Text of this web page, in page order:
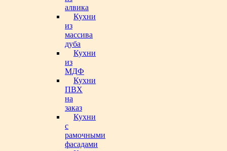
алвика
Кухни
из
массива
дуба
Кухни
из
МДФ
Кухни
ПВХ
на
заказ
Кухни
с
рамочными
фасадами